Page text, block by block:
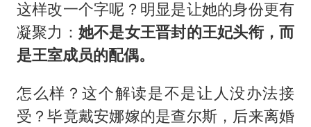
这样改一个字呢？明显是让她的身份更有
凝聚力： 她不是女王晋封的王妃头衔，而
是王室成员的配偶。
怎么样？这个解读是不是让人没办法接
受？毕竟戴安娜嫁的是查尔斯，后来离婚